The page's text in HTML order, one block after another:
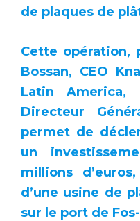
de plaques de
Cette opération,
Bossan, CEO
Latin America,
Directeur
permet de
un
millions
d’une usine de
sur le port de